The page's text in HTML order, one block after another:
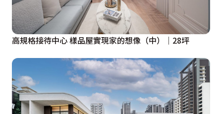
高規格接待中心 樣品屋實現家的想像（中）｜28坪